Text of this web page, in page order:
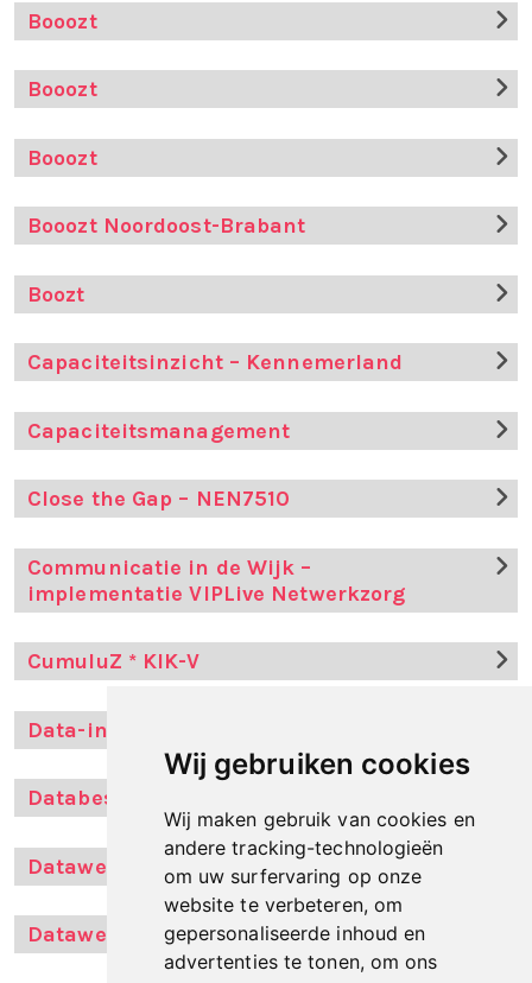
Wij gebruiken cookies
Wij maken gebruik van cookies en
andere tracking-technologieën
om uw surfervaring op onze
website te verbeteren, om
gepersonaliseerde inhoud en
advertenties te tonen, om ons
Booozt
Booozt
Booozt
Booozt Noordoost-Brabant
Boozt
Capaciteitsinzicht – Kennemerland
Capaciteitsmanagement
Close the Gap – NEN7510
Communicatie in de Wijk –
implementatie VIPLive Netwerkzorg
CumuluZ * KIK-V
Data-integratieplatform
Databeschikbaarheid / dataplatformen
Datawerkplaats Groot Amsterdam
Datawerkplaats Salland